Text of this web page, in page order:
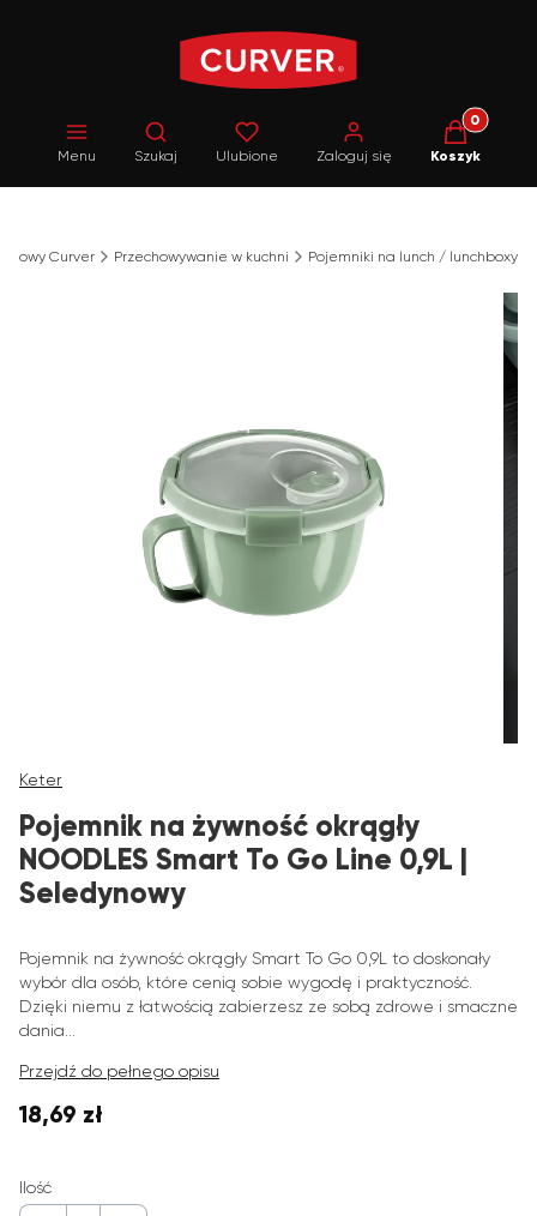
Menu
Otwórz wyszukiwarkę
Szukaj Ulubione Zaloguj się
Produkty
Koszyk
Curver Przechowywanie w kuchni Pojemniki na lunch / lunchboxy
Keter
Pojemnik na żywność okrągły
NOODLES Smart To Go Line 0,9L |
Seledynowy
Pojemnik na żywność okrągły Smart To Go 0,9L to doskonały
wybór dla osób, które cenią sobie wygodę i praktyczność.
Dzięki niemu z łatwością zabierzesz ze sobą zdrowe i smaczne
dania...
Przejdź do pełnego opisu
Cena
18,69 zł
Ilość